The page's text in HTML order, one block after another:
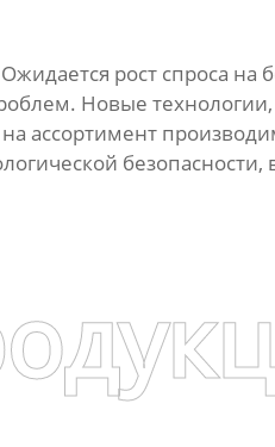
рост спроса на
Новые
ассортимент
безопасности,